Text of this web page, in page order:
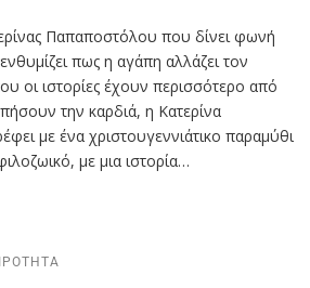
Παπαποστόλου που δίνει φωνή
πως η αγάπη αλλάζει τον
οι ιστορίες έχουν περισσότερο από
την καρδιά, η Κατερίνα
με ένα χριστουγεννιάτικο παραμύθι
με μια ιστορία…